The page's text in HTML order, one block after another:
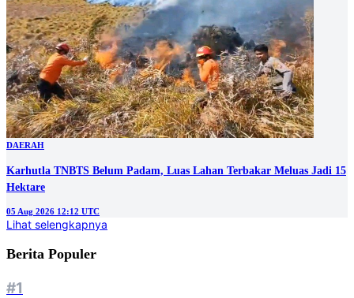
DAERAH
Karhutla TNBTS Belum Padam, Luas Lahan Terbakar Meluas Jadi 15
Hektare
05 Aug 2026 12:12 UTC
Lihat selengkapnya
Berita Populer
#1